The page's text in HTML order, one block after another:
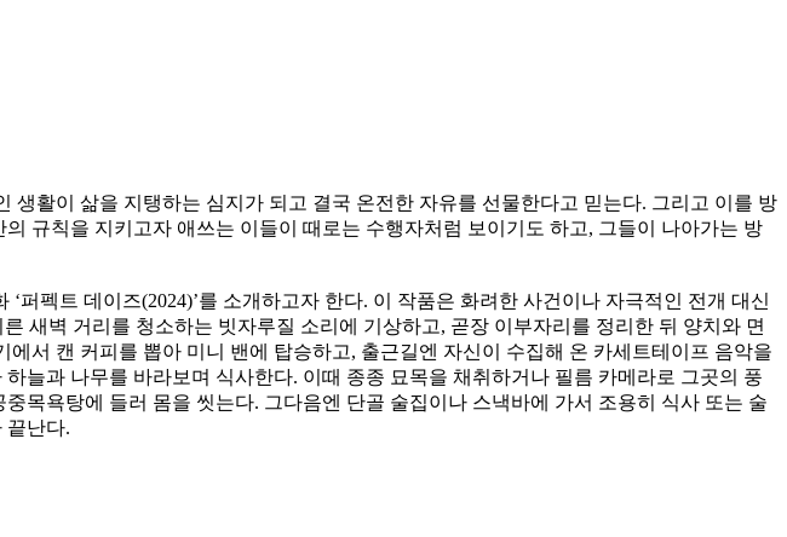
활이 삶을 지탱하는 심지가 되고 결국 온전한 자유를 선물한다고 믿는다. 그리고 이를 방
규칙을 지키고자 애쓰는 이들이 때로는 수행자처럼 보이기도 하고, 그들이 나아가는 방
퍼펙트 데이즈(2024)’를 소개하고자 한다. 이 작품은 화려한 사건이나 자극적인 전개 대신
새벽 거리를 청소하는 빗자루질 소리에 기상하고, 곧장 이부자리를 정리한 뒤 양치와 면
서 캔 커피를 뽑아 미니 밴에 탑승하고, 출근길엔 자신이 수집해 온 카세트테이프 음악을
늘과 나무를 바라보며 식사한다. 이때 종종 묘목을 채취하거나 필름 카메라로 그곳의 풍
목욕탕에 들러 몸을 씻는다. 그다음엔 단골 술집이나 스낵바에 가서 조용히 식사 또는 술
끝난다.